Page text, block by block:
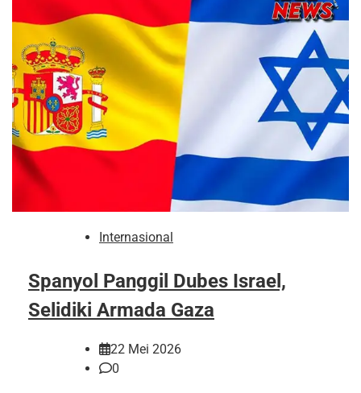
Internasional
Spanyol Panggil Dubes Israel,
Selidiki Armada Gaza
22 Mei 2026
0